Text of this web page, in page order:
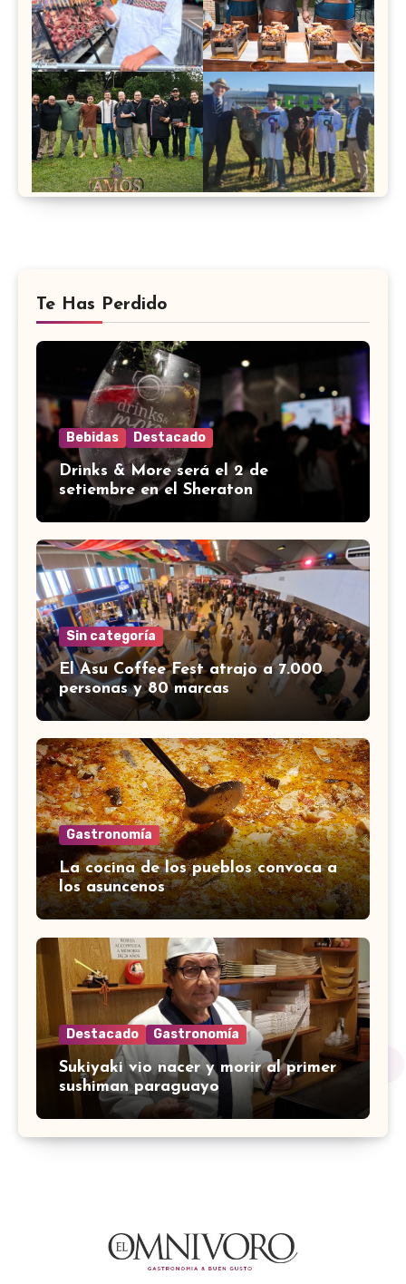
Te Has Perdido
Bebidas Destacado
Drinks & More será el 2 de
setiembre en el Sheraton
Sin categoría
El Asu Coffee Fest atrajo a 7.000
personas y 80 marcas
Gastronomía
La cocina de los pueblos convoca a
los asuncenos
Destacado Gastronomía
Sukiyaki vio nacer y morir al primer
sushiman paraguayo